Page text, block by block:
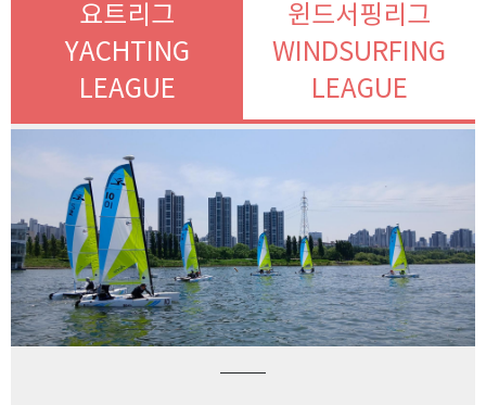
요트리그
YACHTING
LEAGUE
윈드서핑리그
WINDSURFING
LEAGUE